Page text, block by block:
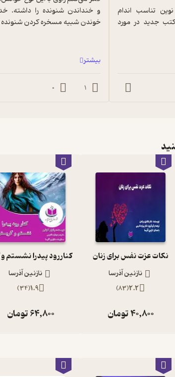
خوندن شبیه مسخره کردن
بیشتر
1
0
نکات عزت نفس برای زنان
نازنین آذرسا
2.2
(
83
)
40,800تومان
نازنین آذرسا
1.9
(
34
)
64,800تومان